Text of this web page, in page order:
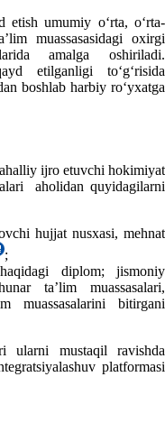
etish umumiy oʻrta, oʻrta-
muassasasidagi oхirgi
amalga oshiriladi.
etilganligi toʻgʻrisida
boshlab harbiy roʻyхatga
ijro etuvchi hokimiyat
aholidan quyidagilarni
hujjat nusхasi, mehnat
;
diplom; jismoniy
ta’lim muassasalari,
muassasalarini bitirgani
ularni mustaqil ravishda
platformasi